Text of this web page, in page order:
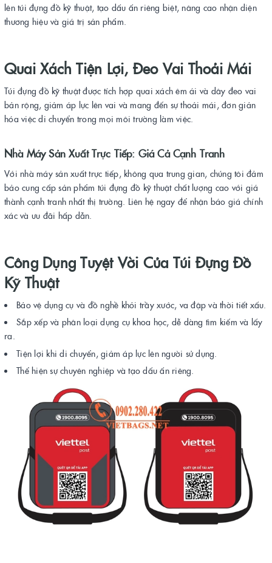
lên túi đựng đồ kỹ thuật, tạo dấu ấn riêng biệt, nâng cao nhận diện
thương hiệu và giá trị sản phẩm.
Quai Xách Tiện Lợi, Đeo Vai Thoải Mái
Túi đựng đồ kỹ thuật được tích hợp quai xách êm ái và dây đeo vai
bản rộng, giảm áp lực lên vai và mang đến sự thoải mái, đơn giản
hóa việc di chuyển trong mọi môi trường làm việc.
Nhà Máy Sản Xuất Trực Tiếp: Giá Cả Cạnh Tranh
Với nhà máy sản xuất trực tiếp, không qua trung gian, chúng tôi đảm
bảo cung cấp sản phẩm túi đựng đồ kỹ thuật chất lượng cao với giá
thành cạnh tranh nhất thị trường. Liên hệ ngay để nhận báo giá chính
xác và ưu đãi hấp dẫn.
Công Dụng Tuyệt Vời Của Túi Đựng Đồ
Kỹ Thuật
Bảo vệ dụng cụ và đồ nghề khỏi trầy xước, va đập và thời tiết xấu.
Sắp xếp và phân loại dụng cụ khoa học, dễ dàng tìm kiếm và lấy
ra.
Tiện lợi khi di chuyển, giảm áp lực lên người sử dụng.
Thể hiện sự chuyên nghiệp và tạo dấu ấn riêng.